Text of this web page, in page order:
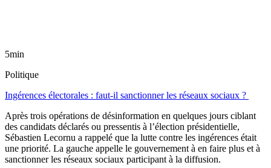
5min
Politique
Ingérences électorales : faut-il sanctionner les réseaux sociaux ?
Après trois opérations de désinformation en quelques jours ciblant
des candidats déclarés ou pressentis à l’élection présidentielle,
Sébastien Lecornu a rappelé que la lutte contre les ingérences était
une priorité. La gauche appelle le gouvernement à en faire plus et à
sanctionner les réseaux sociaux participant à la diffusion.